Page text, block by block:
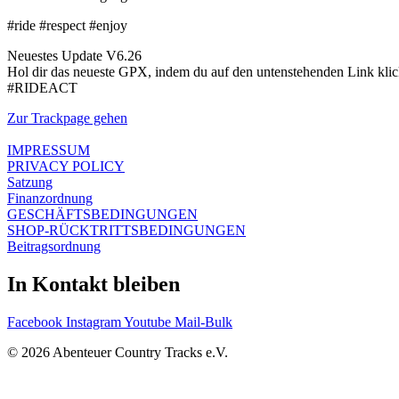
#ride #respect #enjoy
Neuestes Update V6.26
Hol dir das neueste GPX, indem du auf den untenstehenden Link
#RIDEACT
Zur Trackpage gehen
IMPRESSUM
PRIVACY POLICY
Satzung
Finanzordnung
GESCHÄFTSBEDINGUNGEN
SHOP-RÜCKTRITTSBEDINGUNGEN
Beitragsordnung
In Kontakt bleiben
Facebook InstagramYoutube Mail-Bulk
© 2026 Abenteuer Country Tracks e.V.